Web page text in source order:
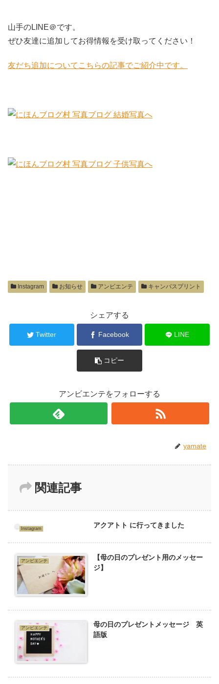
山手のLINE＠です。
ぜひ友達に追加してお得情報を受け取ってください！
友だち追加についてこちらの記事でご紹介中です。
Instagram お知らせ アンビエンテ キャンバスプリント
シェアする
Twitter Facebook LINE
コピー
アンビエンテをフォローする
yamate
関連記事
Instagram アクアトト に行ってきました
アンビエンテ
【母の日のプレゼント用のメッセー
ジ】
アンビエンテ
母の日のプレゼントメッセージ 英
語版